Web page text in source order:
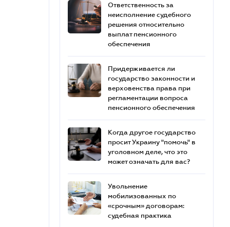
Ответственность за
неисполнение судебного
решения относительно
выплат пенсионного
обеспечения
Придерживается ли
государство законности и
верховенства права при
регламентации вопроса
пенсионного обеспечения
Когда другое государство
просит Украину "помочь" в
уголовном деле, что это
может означать для вас?
Увольнение
мобилизованных по
«срочным» договорам:
судебная практика